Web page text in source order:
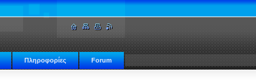
Πληροφορίες Forum